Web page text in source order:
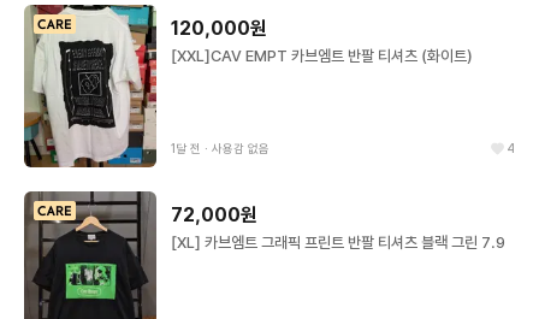
120,000원
[XXL]CAV EMPT 카브엠트 반팔 티셔츠 (화이트)
1달 전 ∙ 사용감 없음 4
72,000원
[XL] 카브엠트 그래픽 프린트 반팔 티셔츠 블랙 그린 7.9